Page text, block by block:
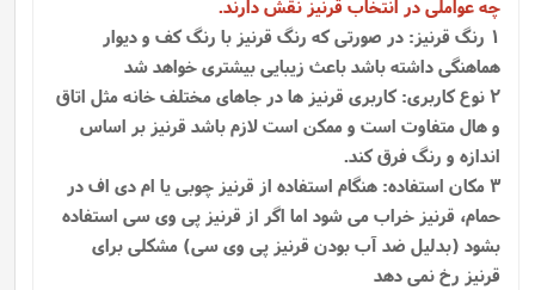
چه عواملی در انتخاب قرنیز نقش دارند.
1 رنگ قرنیز: در صورتی که رنگ قرنیز با رنگ کف و دیوار
هماهنگی داشته باشد باعث زیبایی بیشتری خواهد شد
2 نوع کاربری: کاربری قرنیز ها در جاهای مختلف خانه مثل اتاق
و هال متفاوت است و ممکن است لازم باشد قرنیز بر اساس
اندازه و رنگ فرق کند.
3 مکان استفاده: هنگام استفاده از قرنیز چوبی یا ام دی اف در
حمام، قرنیز خراب می شود اما اگر از قرنیز پی وی سی استفاده
بشود (بدلیل ضد آب بودن قرنیز پی وی سی) مشکلی برای
قرنیز رخ نمی دهد